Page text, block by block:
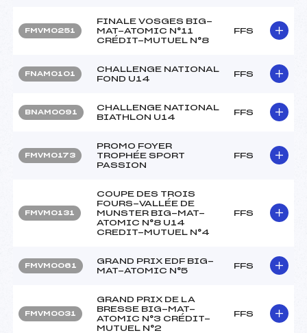
FMVM0251
FINALE VOSGES BIG-
MAT-ATOMIC N°11
CRÉDIT-MUTUEL N°8
FFS
FNAM0101
CHALLENGE NATIONAL
FOND U14
FFS
BNAM0091
CHALLENGE NATIONAL
BIATHLON U14
FFS
FMVM0173
PROMO FOYER
TROPHÉE SPORT
PASSION
FFS
FMVM0131
COUPE DES TROIS
FOURS-VALLÉE DE
MUNSTER BIG-MAT-
ATOMIC N°8 U14
CREDIT-MUTUEL N°4
FFS
FMVM0061
GRAND PRIX EDF BIG-
MAT-ATOMIC N°5
FFS
FMVM0031
GRAND PRIX DE LA
BRESSE BIG-MAT-
ATOMIC N°3 CRÉDIT-
MUTUEL N°2
FFS